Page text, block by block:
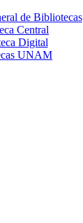
de Bibliotecas
Central
Digital
UNAM